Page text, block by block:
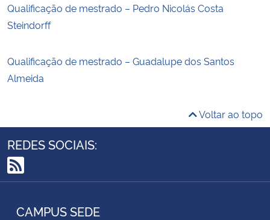
Qualificação de mestrado – Pedro Nicolás Costa
Steindorff
Qualificação de mestrado – Guadalupe dos Santos
Almeida
Voltar ao topo
REDES SOCIAIS:
RSS
CAMPUS SEDE